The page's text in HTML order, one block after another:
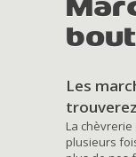
Les
trouverez
La
plusieurs